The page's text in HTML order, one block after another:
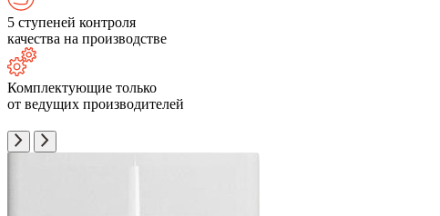
5 ступеней контроля
качества на производстве
Комплектующие только
от ведущих производителей